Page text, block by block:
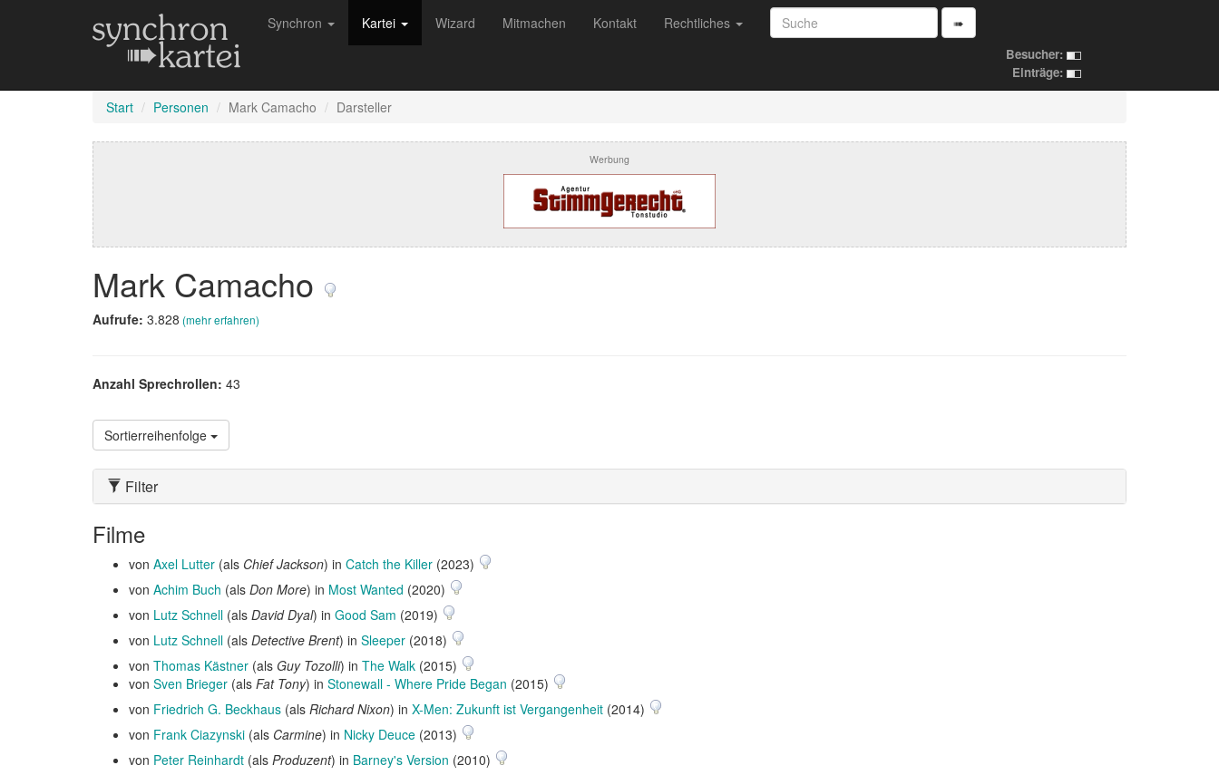
Synchron Kartei Wizard Mitmachen Kontakt Rechtliches ➠
Besucher:
Einträge:
Start Personen Mark Camacho Darsteller
Werbung
Mark Camacho
Aufrufe: 3.828 (mehr erfahren)
Anzahl Sprechrollen: 43
Sortierreihenfolge
Filter
Filme
von Axel Lutter (als Chief Jackson) in Catch the Killer (2023)
von Achim Buch (als Don More) in Most Wanted (2020)
von Lutz Schnell (als David Dyal) in Good Sam (2019)
von Lutz Schnell (als Detective Brent) in Sleeper (2018)
von Thomas Kästner (als Guy Tozolli) in The Walk (2015)
von Sven Brieger (als Fat Tony) in Stonewall - Where Pride Began (2015)
von Friedrich G. Beckhaus (als Richard Nixon) in X-Men: Zukunft ist Vergangenheit (2014)
von Frank Ciazynski (als Carmine) in Nicky Deuce (2013)
von Peter Reinhardt (als Produzent) in Barney's Version (2010)